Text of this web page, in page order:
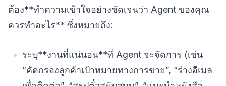
ต้อง**ทำความเข้าใจอย่างชัดเจนว่า Agent ของคุณ
ควรทำอะไร** ซึ่งหมายถึง:
ระบุ**งานที่แน่นอน**ที่ Agent จะจัดการ (เช่น
“คัดกรองลูกค้าเป้าหมายทางการขาย”, “ร่างอีเมล